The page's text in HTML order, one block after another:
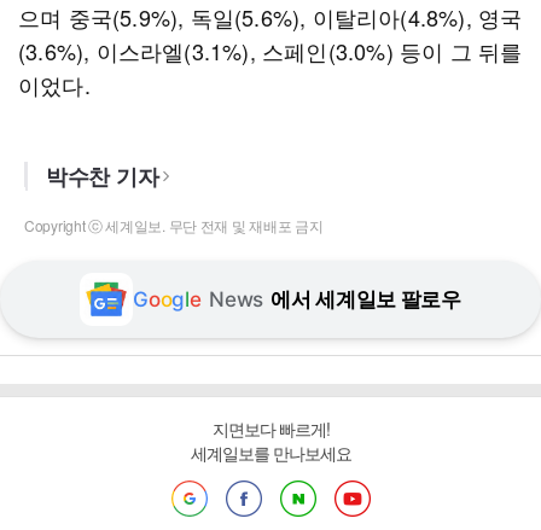
으며 중국(5.9%), 독일(5.6%), 이탈리아(4.8%), 영국
(3.6%), 이스라엘(3.1%), 스페인(3.0%) 등이 그 뒤를
이었다.
박수찬 기자
Copyright ⓒ 세계일보. 무단 전재 및 재배포 금지
Google News 에서 세계일보 팔로우
지면보다 빠르게!
세계일보를 만나보세요